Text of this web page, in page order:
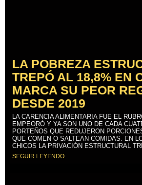
LA POBREZA
TREPÓ AL 18,8% EN
MARCA SU PEOR
DESDE 2019
LA CARENCIA ALIMENTARIA FUE EL
EMPEORÓ Y YA SON UNO DE CADA
PORTEÑOS QUE REDUJERON
QUE COMEN O SALTEAN COMIDAS. EN
CHICOS LA PRIVACIÓN ESTRUCTURAL
SEGUIR LEYENDO